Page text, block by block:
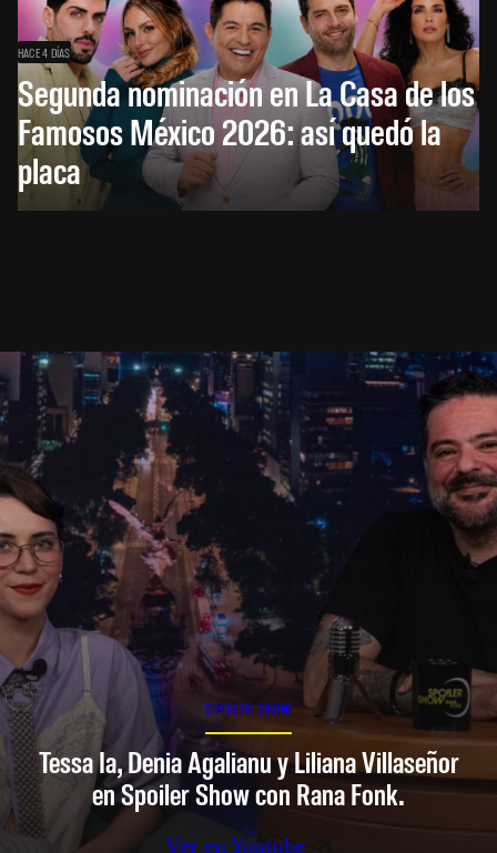
HACE 4 DÍAS
Segunda nominación en La Casa de los
Famosos México 2026: así quedó la
placa
SPOILER SHOW
Tessa Ia, Denia Agalianu y Liliana Villaseñor
en Spoiler Show con Rana Fonk.
Ver en Youtube